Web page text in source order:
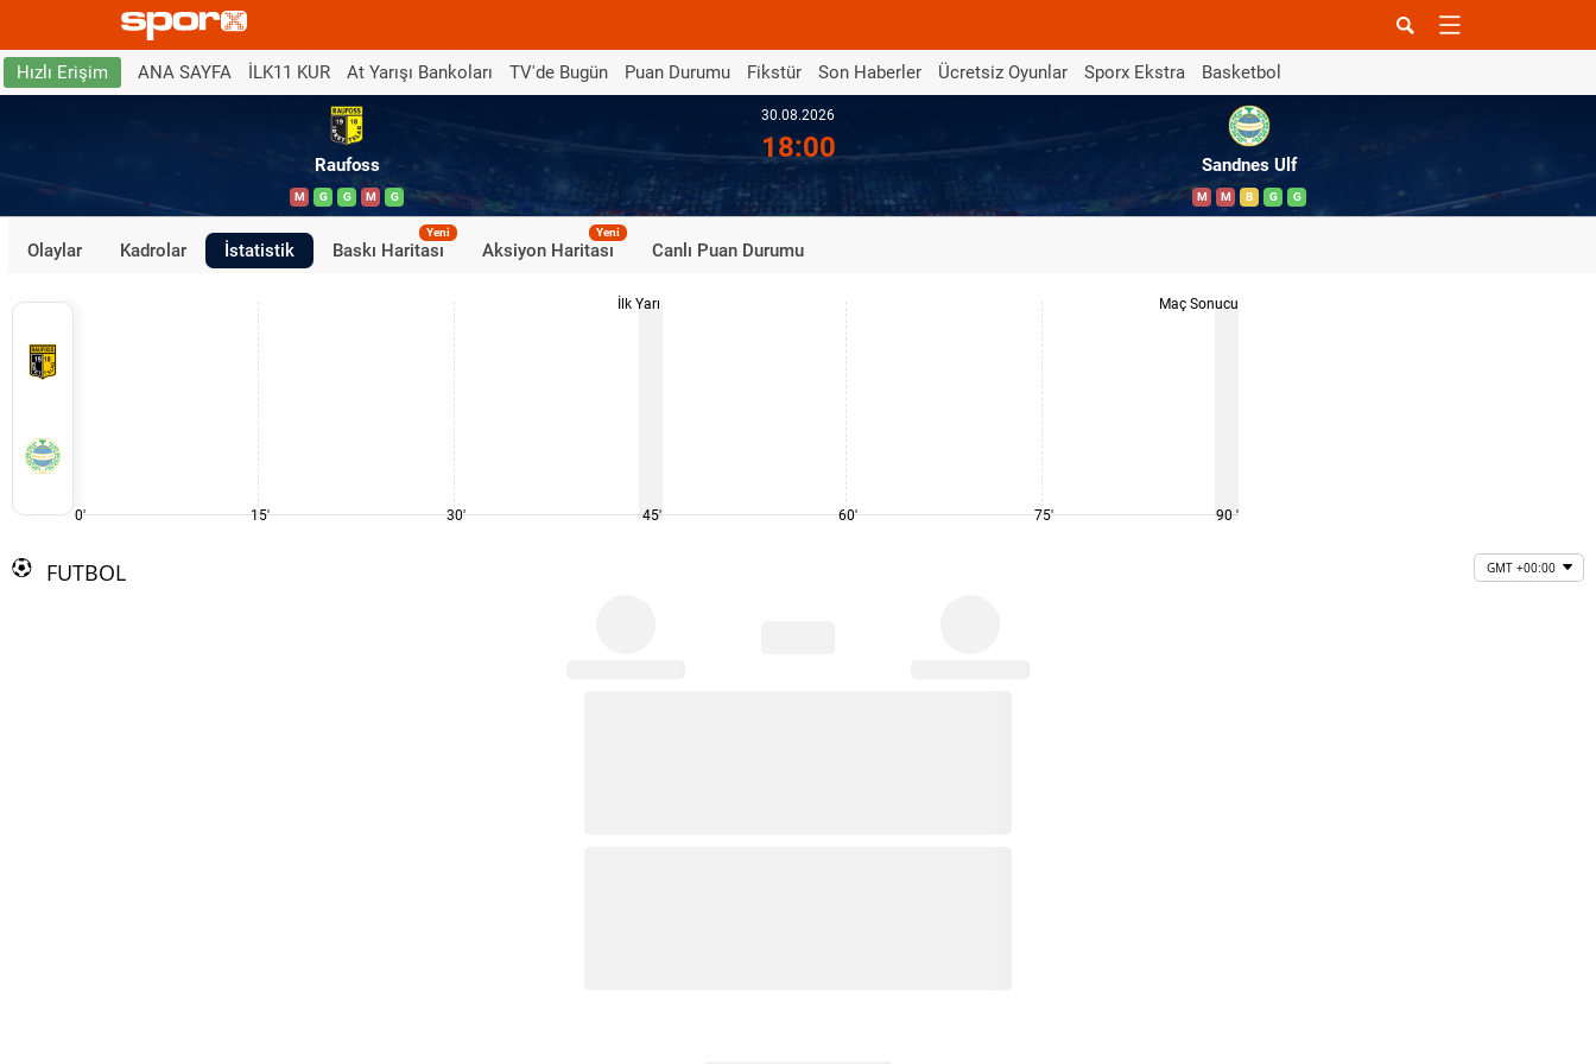
Hızlı Erişim ANA SAYFA İLK11 KUR At Yarışı Bankoları TV'de Bugün Puan Durumu Fikstür Son Haberler Ücretsiz Oyunlar Sporx Ekstra Basketbol
Raufoss
M G G M G
30.08.2026
18:00
Sandnes Ulf
M M B G G
Olaylar Kadrolar İstatistik Baskı Haritası
Yeni
Aksiyon Haritası
Yeni
Canlı Puan Durumu
0' 15' 30'
İlk Yarı
45' 60' 75'
Maç Sonucu
90 '
FUTBOL GMT +00:00